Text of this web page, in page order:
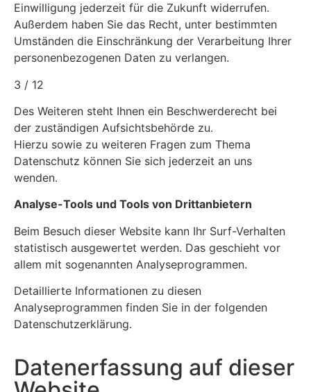
Einwilligung jederzeit für die Zukunft widerrufen.
Außerdem haben Sie das Recht, unter bestimmten
Umständen die Einschränkung der Verarbeitung Ihrer
personenbezogenen Daten zu verlangen.
3 / 12
Des Weiteren steht Ihnen ein Beschwerderecht bei
der zuständigen Aufsichtsbehörde zu.
Hierzu sowie zu weiteren Fragen zum Thema
Datenschutz können Sie sich jederzeit an uns
wenden.
Analyse-Tools und Tools von Drittanbietern
Beim Besuch dieser Website kann Ihr Surf-Verhalten
statistisch ausgewertet werden. Das geschieht vor
allem mit sogenannten Analyseprogrammen.
Detaillierte Informationen zu diesen
Analyseprogrammen finden Sie in der folgenden
Datenschutzerklärung.
Datenerfassung auf dieser